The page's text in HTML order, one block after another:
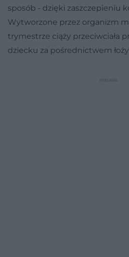
sposób - dzięki zaszczepieniu
Wytworzone przez organizm
trymestrze ciąży przeciwciała
dziecku za pośrednictwem